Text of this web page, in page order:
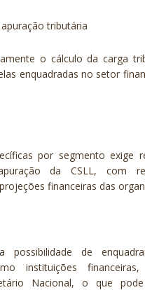
tributária
o cálculo da carga
enquadradas no setor
por segmento exige
da CSLL, com
financeiras das
de
instituições financeiras,
Nacional, o que